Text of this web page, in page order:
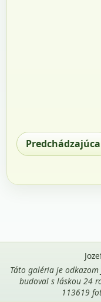
Predchádzajúca
Táto galéria je
budoval s láskou 24
113619